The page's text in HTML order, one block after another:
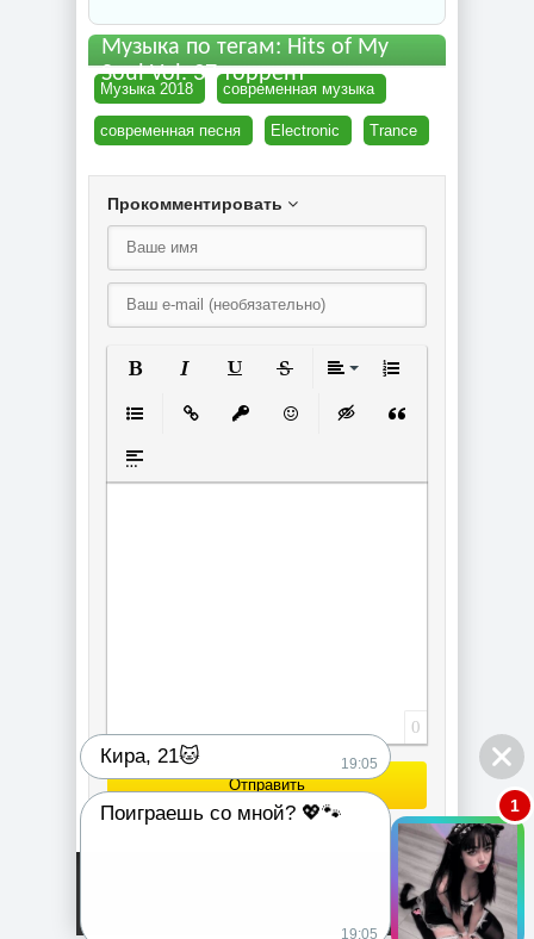
Музыка по тегам: Hits of My
Soul Vol. 37 торрент
Музыка 2018 современная музыка
современная песня Electronic Trance
Прокомментировать
Вставка спойлера
0
Отправить
Кира, 21🐱 19:05
Поиграешь со мной? 💖🐾
19:05
1